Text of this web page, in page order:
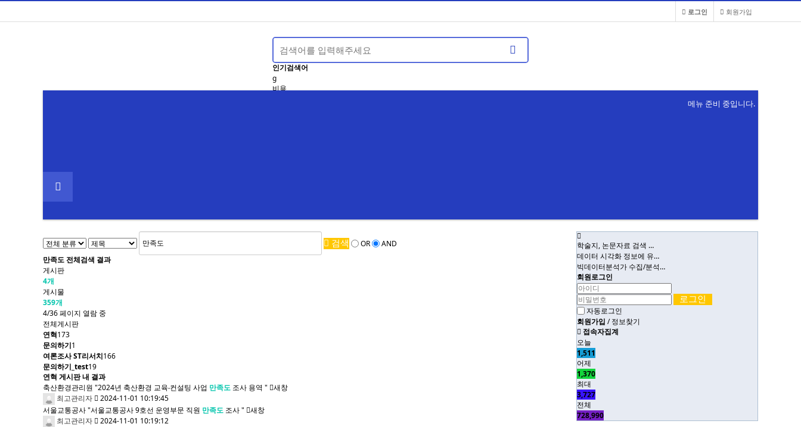
회원가입
로그인
인기검색어
g
비용
메뉴 준비 중입니다.
검색 OR AND
만족도 전체검색 결과
게시판
4개
게시물
359개
4/36 페이지 열람 중
전체게시판
연혁173
문의하기1
여론조사 ST리서치166
문의하기_test19
연혁 게시판 내 결과
축산환경관리원 "2024년 축산환경 교육‧컨설팅 사업 만족도 조사 용역 "
새창
최고관리자
2024-11-01 10:19:45
서울교통공사 "서울교통공사 9호선 운영부문 직원 만족도 조사 "
새창
최고관리자
2024-11-01 10:19:12
학술지, 논문자료 검색 …
데이터 시각화 정보에 유…
빅데이터분석가 수집/분석…
회원로그인
자동로그인
회원가입 /정보찾기
접속자집계
오늘
1,511
어제
1,370
최대
3,727
전체
728,990